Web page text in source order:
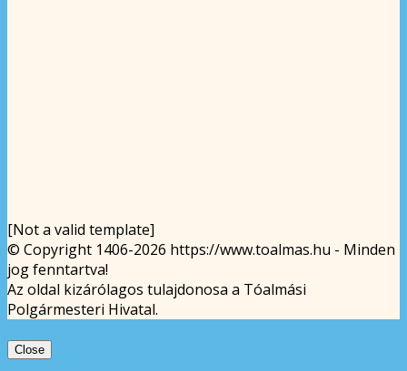
[Not a valid template]
© Copyright 1406-2026 https://www.toalmas.hu - Minden
jog fenntartva!
Az oldal kizárólagos tulajdonosa a Tóalmási
Polgármesteri Hivatal.
Close